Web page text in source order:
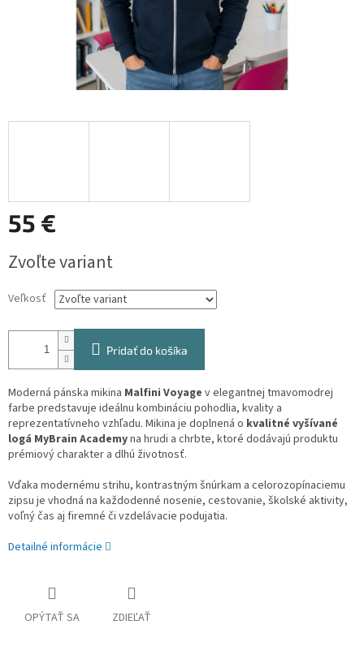
55 €
cena:
Zvoľte variant
Veľkosť
Pridať do košíka
Moderná pánska mikina Malfini Voyage v elegantnej tmavomodrej
farbe predstavuje ideálnu kombináciu pohodlia, kvality a
reprezentatívneho vzhľadu. Mikina je doplnená o kvalitné vyšívané
logá MyBrain Academyna hrudi a chrbte, ktoré dodávajú produktu
prémiový charakter a dlhú životnosť.
Vďaka modernému strihu, kontrastným šnúrkam a celorozopínaciemu
zipsu je vhodná na každodenné nosenie, cestovanie, školské aktivity,
voľný čas aj firemné či vzdelávacie podujatia.
Detailné informácie
OPÝTAŤ SA ZDIEĽAŤ